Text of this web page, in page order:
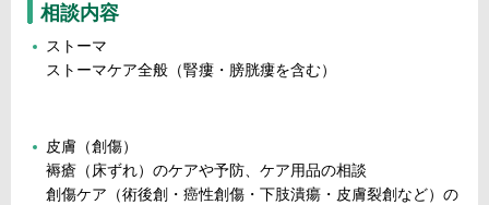
相談内容
ストーマ
ストーマケア全般（腎瘻・膀胱瘻を含む）
皮膚（創傷）
褥瘡（床ずれ）のケアや予防、ケア用品の相談
創傷ケア（術後創・癌性創傷・下肢潰瘍・皮膚裂創など）の